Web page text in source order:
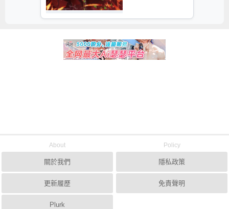
About
關於我們
更新履歷
Plurk
Policy
隱私政策
免責聲明